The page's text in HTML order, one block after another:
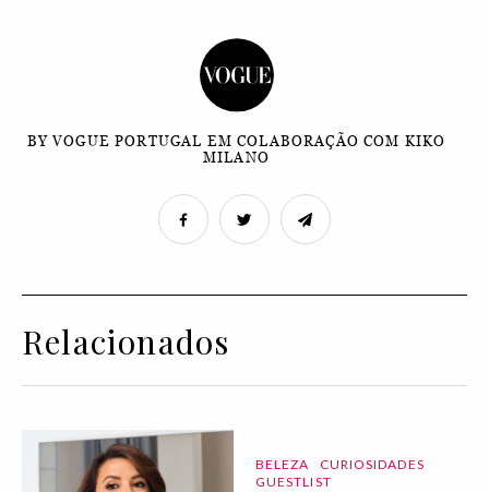
BY VOGUE PORTUGAL EM COLABORAÇÃO COM KIKO
MILANO
Relacionados
BELEZA
CURIOSIDADES
GUESTLIST